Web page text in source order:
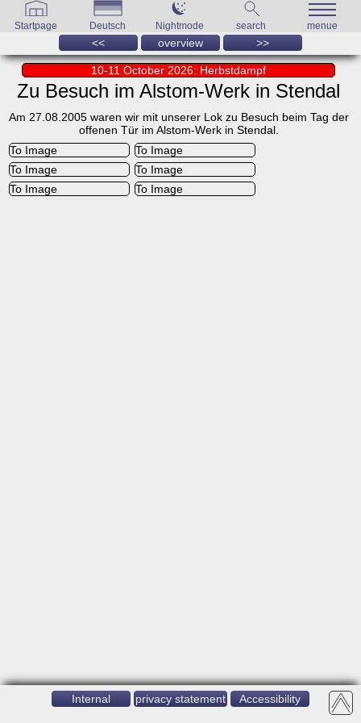
Startpage Deutsch Nightmode search menue
<< overview >>
10-11 October 2026: Herbstdampf
Zu Besuch im Alstom-Werk in Stendal
Am 27.08.2005 waren wir mit unserer Lok zu Besuch beim Tag der
offenen Tür im Alstom-Werk in Stendal.
To Image
To Image
To Image
To Image
To Image
To Image
Internal privacy statement Accessibility